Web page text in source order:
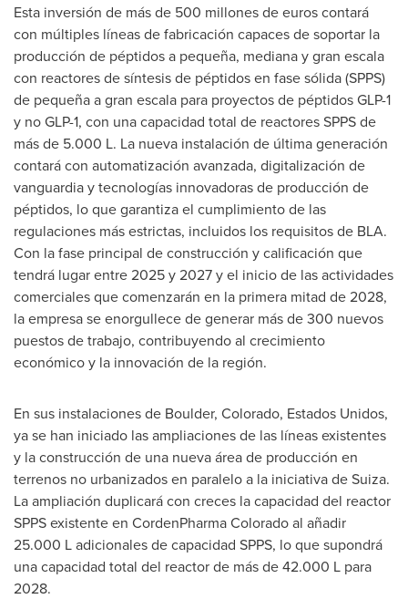
Esta inversión de más de 500 millones de euros contará
con múltiples líneas de fabricación capaces de soportar la
producción de péptidos a pequeña, mediana y gran escala
con reactores de síntesis de péptidos en fase sólida (SPPS)
de pequeña a gran escala para proyectos de péptidos GLP-1
y no GLP-1, con una capacidad total de reactores SPPS de
más de 5.000 L. La nueva instalación de última generación
contará con automatización avanzada, digitalización de
vanguardia y tecnologías innovadoras de producción de
péptidos, lo que garantiza el cumplimiento de las
regulaciones más estrictas, incluidos los requisitos de BLA.
Con la fase principal de construcción y calificación que
tendrá lugar entre 2025 y 2027 y el inicio de las actividades
comerciales que comenzarán en la primera mitad de 2028,
la empresa se enorgullece de generar más de 300 nuevos
puestos de trabajo, contribuyendo al crecimiento
económico y la innovación de la región.
En sus instalaciones de Boulder, Colorado, Estados Unidos,
ya se han iniciado las ampliaciones de las líneas existentes
y la construcción de una nueva área de producción en
terrenos no urbanizados en paralelo a la iniciativa de Suiza.
La ampliación duplicará con creces la capacidad del reactor
SPPS existente en CordenPharma Colorado al añadir
25.000 L adicionales de capacidad SPPS, lo que supondrá
una capacidad total del reactor de más de 42.000 L para
2028.